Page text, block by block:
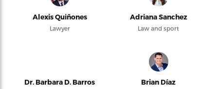
Alexis Quiñones
Lawyer
Adriana Sanchez
Law and sport
Dr. Barbara D. Barros Brian Díaz